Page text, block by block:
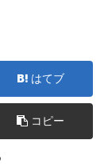
はてブ
コピー